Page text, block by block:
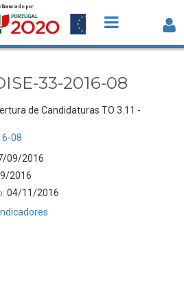
por:
33-2016-08
de Candidaturas TO 3.11 -
08
09/2016
2016
04/11/2016